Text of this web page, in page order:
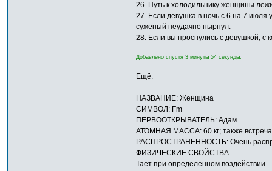
26. Путь к холодильнику женщины
27. Если девушка в ночь с 6 на 7 июля
суженый неудачно нырнул.
28. Если вы проснулись с девушкой, с
Добавлено спустя 3 минуты 54 секунды:
Ещё:
НАЗВАНИЕ: Женщина
СИМВОЛ: Fm
ПЕРВООТКРЫВАТЕЛЬ: Адам
АТОМНАЯ МАССА: 60 кг; также
РАСПРОСТРАНЕННОСТЬ: Очень
ФИЗИЧЕСКИЕ СВОЙСТВА.
Тает при определенном воздействии.